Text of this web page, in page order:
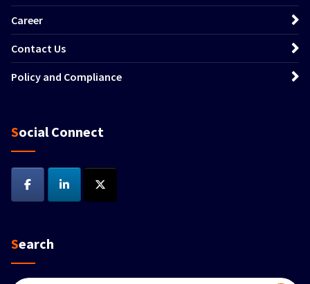
Career
Contact Us
Policy and Compliance
Social Connect
Search